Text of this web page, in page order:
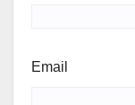
Email